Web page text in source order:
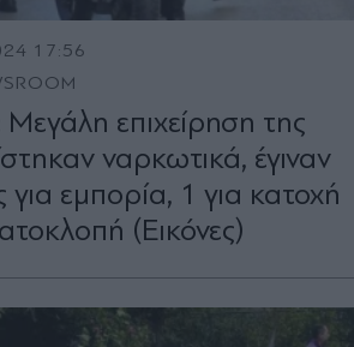
17:56
Μεγάλη επιχείρηση της
ναρκωτικά, έγιναν
εμπορία, 1 για κατοχή
(Εικόνες)